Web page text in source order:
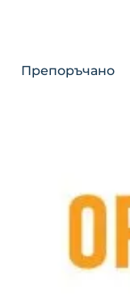
Препоръчано